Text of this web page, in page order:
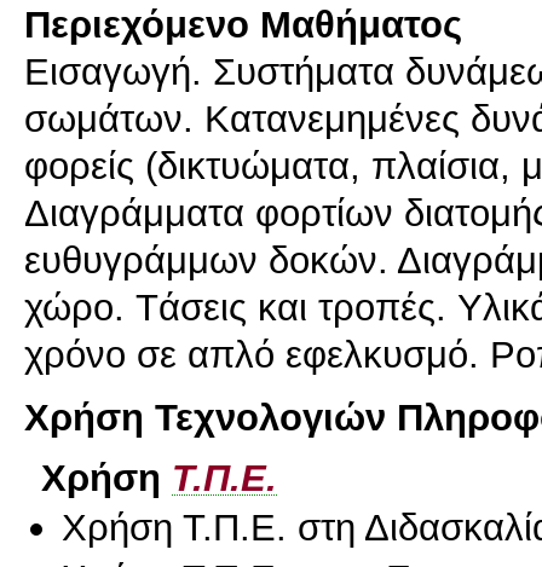
Περιεχόμενο Μαθήματος
Eισαγωγή. Συστήματα
σωμάτων. Kατανεμημένες
φορείς (δικτυώματα, πλαίσια,
Διαγράμματα φορτίων
ευθυγράμμων δοκών.
χώρο. Tάσεις και τροπές.
χρόνο σε απλό εφελκυσμό.
Χρήση Τεχνολογιών
Χρήση Τ.Π.Ε.
Χρήση Τ.Π.Ε. στη